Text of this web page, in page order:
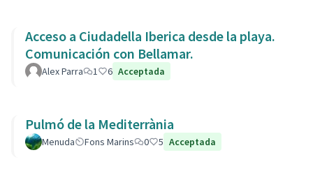
Acceso a Ciudadella Iberica desde la playa.
Comunicación con Bellamar.
Alex Parra 1 6 Acceptada
Pulmó de la Mediterrània
Menuda Fons Marins 0 5 Acceptada